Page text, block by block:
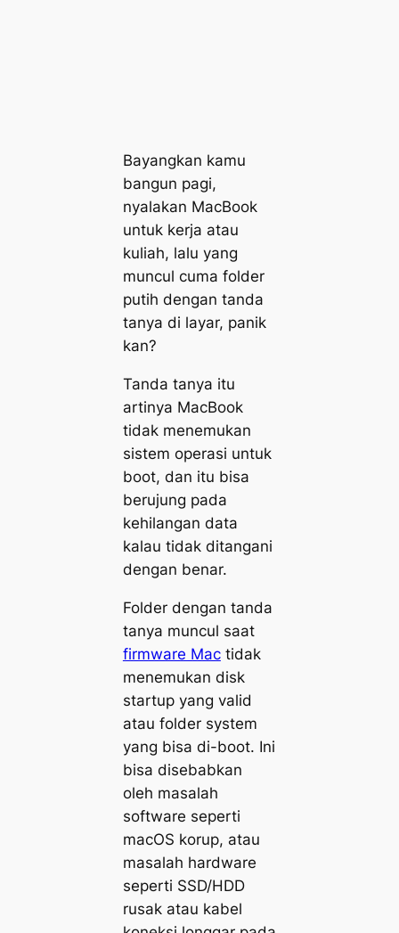
Bayangkan kamu
bangun pagi,
nyalakan MacBook
untuk kerja atau
kuliah, lalu yang
muncul cuma folder
putih dengan tanda
tanya di layar, panik
kan?
Tanda tanya itu
artinya MacBook
tidak menemukan
sistem operasi untuk
boot, dan itu bisa
berujung pada
kehilangan data
kalau tidak ditangani
dengan benar.
Folder dengan tanda
tanya muncul saat
firmware Mactidak
menemukan disk
startup yang valid
atau folder system
yang bisa di-boot. Ini
bisa disebabkan
oleh masalah
software seperti
macOS korup, atau
masalah hardware
seperti SSD/HDD
rusak atau kabel